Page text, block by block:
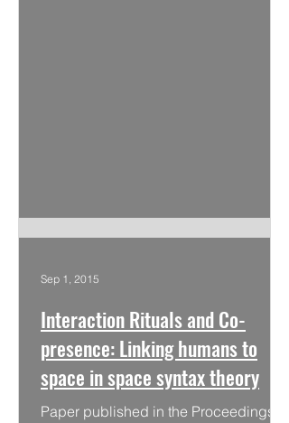
Interaction Rituals and Co-
presence: Linking humans to
space in space syntax theory
Paper published in the Proceedings of
Sep 1, 2015